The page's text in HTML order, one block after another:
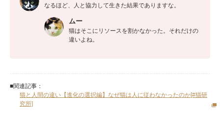
なるほど、人と協力して生きた結果でありますな。
ムー
猫はそこにリソースを割かなかった。それだけの
違いよね。
■関連記事：
猫と人間の違い【進化の選択編】なぜ猫は人に従わなかったのか[#猫研
究所]